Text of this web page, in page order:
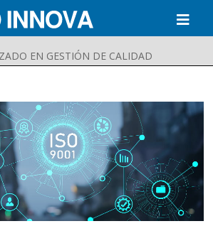
EN GESTIÓN DE CALIDAD